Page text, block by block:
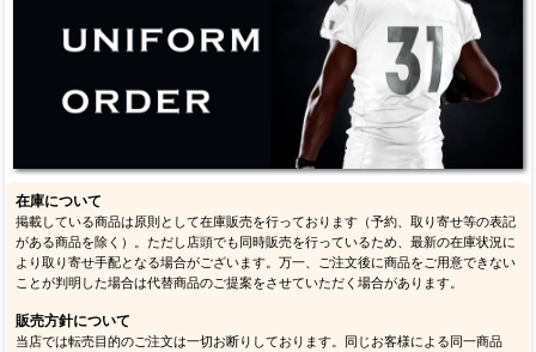
在庫について
掲載している商品は原則として在庫販売を行っております（予約、取り寄せ等の表記
がある商品を除く）。ただし店頭でも同時販売を行っているため、最新の在庫状況に
より取り寄せ手配となる場合がございます。万一、ご注文後に商品をご用意できない
ことが判明した場合は代替商品のご提案をさせていただく場合があります。
販売方針について
当店では転売目的のご注文は一切お断りしております。同じお客様による同一商品